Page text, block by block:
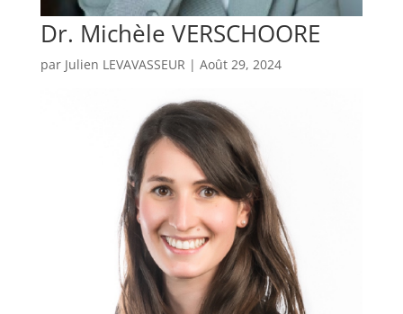
Dr. Michèle VERSCHOORE
par Julien LEVAVASSEUR | Août 29, 2024